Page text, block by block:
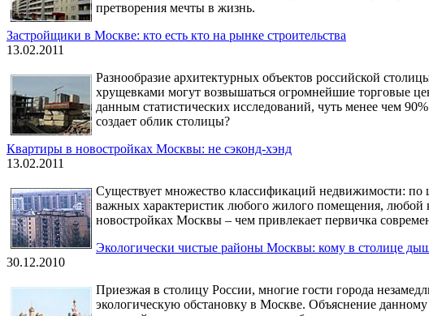
претворения мечты в жизнь.
Застройщики в Москве: кто есть кто на рынке строительства
13.02.2011
Разнообразие архитектурных объектов российской
хрущевками могут возвышаться огромнейшие торговые
данным статистических исследований, чуть менее чем
создает облик столицы?
Квартиры в новостройках Москвы: не сэконд-хэнд
13.02.2011
Существует множество классификаций недвижимости:
важных характеристик любого жилого помещения, любой
новостройках Москвы – чем привлекает первичка
Экологически чистые районы Москвы: кому в столице
30.12.2010
Приезжая в столицу России, многие гости города
экологическую обстановку в Москве. Объяснение